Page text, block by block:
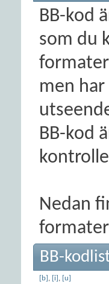
BB-kod
som du
men
BB-kod
Nedan
BB-
[b] , [i] , [u]